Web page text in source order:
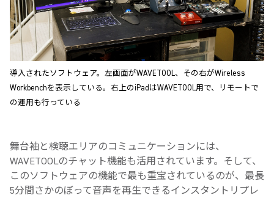
導入されたソフトウェア。左画面がWAVETOOL、その右がWireless
Workbenchを表示している。右上のiPadはWAVETOOL用で、リモートで
の運用も行っている
舞台袖と検聴エリアのコミュニケーションには、
WAVETOOLのチャット機能も活用されています。そして、
このソフトウェアの機能で最も重宝されているのが、最長
5分間さかのぼって音声を再生できるインスタントリプレ